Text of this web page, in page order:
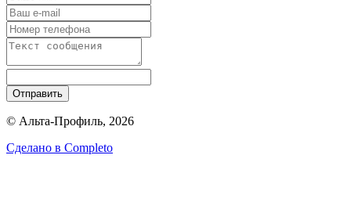
Отправить
© Альта-Профиль, 2026
Сделано в Completo